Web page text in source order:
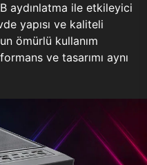
aydınlatma ile etkileyici
yapısı ve kaliteli
ömürlü kullanım
ve tasarımı aynı